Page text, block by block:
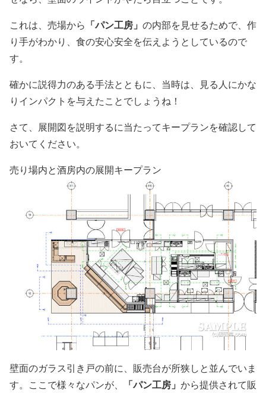
これは、売場から 「パン工房」 の内部を見せるためで、作
り手がわかり、食の安心安全を伝えようとしているので
す。
確かに説得力のある手法とともに、当時は、見る人にかな
りインパクトを与えたことでしょうね！
さて、展開図を説明するに当たってキープランを確認して
おいてください。
売り場内と酒房内の展開キープラン
壁面のガラス引き戸の前に、販売台が所狭しと並んでいま
す。ここで様々なパンが、
「パン工房」 から提供されて販